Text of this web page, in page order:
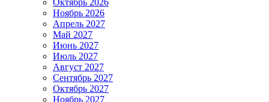
Октябрь 2026
Ноябрь 2026
Апрель 2027
Май 2027
Июнь 2027
Июль 2027
Август 2027
Сентябрь 2027
Октябрь 2027
Ноябрь 2027